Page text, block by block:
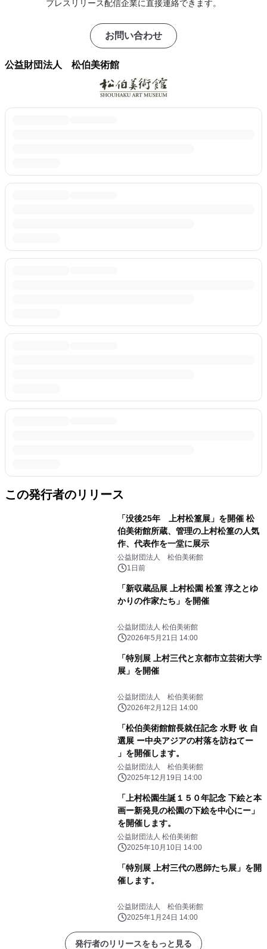
プレスリリース配信企業に直接連絡できます。
お問い合わせ
公益財団法人 松伯美術館
この発行者のリリース
「没後25年 上村松篁展」を開催 松
伯美術館所蔵、管理の上村松篁の人気
作、代表作を一堂に展示
公益財団法人 松伯美術館
1日前
「新収蔵品展 上村松園 松篁 淳之とゆ
かりの作家たち」を開催
公益財団法人 松伯美術館
2026年5月21日 14:00
「特別展 上村三代と京都市立芸術大学
展」を開催
公益財団法人 松伯美術館
2026年2月12日 14:00
「松伯美術館館長就任記念 水野 收 自
選展 ー中央アジアの村落を訪ねてー
」を開催します。
公益財団法人 松伯美術館
2025年12月19日 14:00
「上村松園生誕１５０年記念 下絵と本
画ー新発見の松園の下絵を中心にー」
を開催します。
公益財団法人 松伯美術館
2025年10月10日 14:00
「特別展 上村三代の恩師たち展」を開
催します。
公益財団法人 松伯美術館
2025年1月24日 14:00
発行者のリリースをもっと見る